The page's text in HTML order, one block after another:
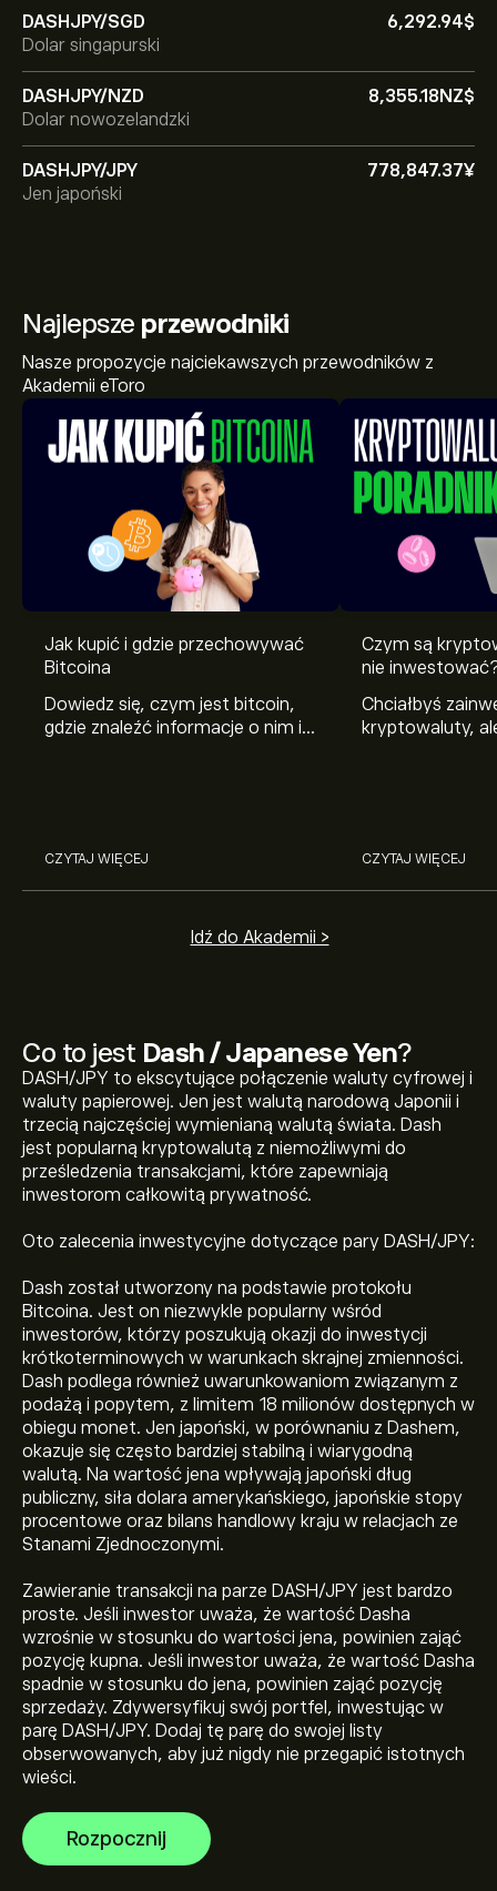
DASHJPY/SGD
6,292.94‎$‎
Dolar singapurski
DASHJPY/NZD
8,355.18‎NZ$‎
Dolar nowozelandzki
DASHJPY/JPY
778,847.37‎¥‎
Jen japoński
Co to jest Dash / Japanese Yen?
DASH/JPY to ekscytujące połączenie waluty cyfrowej i
waluty papierowej. Jen jest walutą narodową Japonii i
trzecią najczęściej wymienianą walutą świata. Dash
jest popularną kryptowalutą z niemożliwymi do
prześledzenia transakcjami, które zapewniają
inwestorom całkowitą prywatność.
Oto zalecenia inwestycyjne dotyczące pary DASH/JPY:
Dash został utworzony na podstawie protokołu
Bitcoina. Jest on niezwykle popularny wśród
inwestorów, którzy poszukują okazji do inwestycji
krótkoterminowych w warunkach skrajnej zmienności.
Dash podlega również uwarunkowaniom związanym z
podażą i popytem, z limitem 18 milionów dostępnych w
obiegu monet. Jen japoński, w porównaniu z Dashem,
okazuje się często bardziej stabilną i wiarygodną
walutą. Na wartość jena wpływają japoński dług
publiczny, siła dolara amerykańskiego, japońskie stopy
procentowe oraz bilans handlowy kraju w relacjach ze
Stanami Zjednoczonymi.
Zawieranie transakcji na parze DASH/JPY jest bardzo
proste. Jeśli inwestor uważa, że wartość Dasha
wzrośnie w stosunku do wartości jena, powinien zająć
pozycję kupna. Jeśli inwestor uważa, że wartość Dasha
spadnie w stosunku do jena, powinien zająć pozycję
sprzedaży. Zdywersyfikuj swój portfel, inwestując w
parę DASH/JPY. Dodaj tę parę do swojej listy
obserwowanych, aby już nigdy nie przegapić istotnych
wieści.
Rozpocznij
Najlepsze przewodniki
Nasze propozycje najciekawszych przewodników z
Akademii eToro
Jak kupić i gdzie przechowywać
Bitcoina
Dowiedz się, czym jest bitcoin,
gdzie znaleźć informacje o nim i
CZYTAJ WIĘCEJ
Czym są
nie
Chciałbyś
kryptowaluty,
CZYTAJ WIĘCEJ
Idź do Akademii >
Obecna cena DASHJPY wynosi 4,918.86‎¥‎
Kapitalizacja rynkowa Dash / Japanese Yen wynosi
(Dane są obecnie niedostępne)
Najwyższe w historii cena Dash / Japanese Yen to
51,803.49‎¥‎
Dash / Japanese Yen ma 24-godzinny wolumen